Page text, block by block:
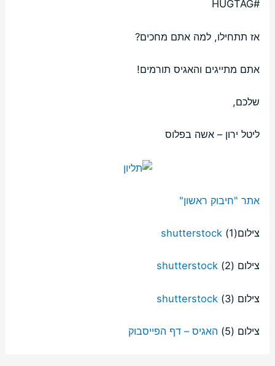
#HUGTAG
אז תתחילו, למה אתם מחכים?
אתם מתייגים והאגיס תורמים!
שלכם,
ליטל ירון – אשה בפלוס
אתר "חיבוק ראשון"
צילום(1) shutterstock
צילום (2) shutterstock
צילום (3) shutterstock
צילום (5) האגיס – דף הפייסבוק